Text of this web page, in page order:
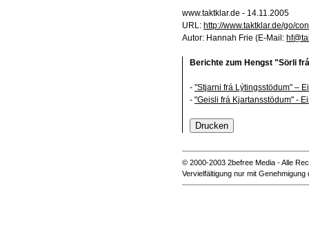
www.taktklar.de - 14.11.2005
URL: http://www.taktklar.de/go/
Autor: Hannah Frie (E-Mail:
Berichte zum Hengst "Sörli
- "Stjarni frá Lýtingsstödum" –
- "Geisli frá Kjartansstödum" -
© 2000-2003 2befree Media - Alle
Vervielfältigung nur mit Genehmigung